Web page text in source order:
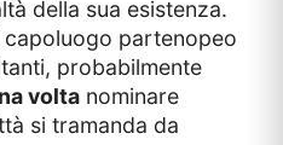
della sua esistenza.
partenopeo
probabilmente
volta nominare
si tramanda da